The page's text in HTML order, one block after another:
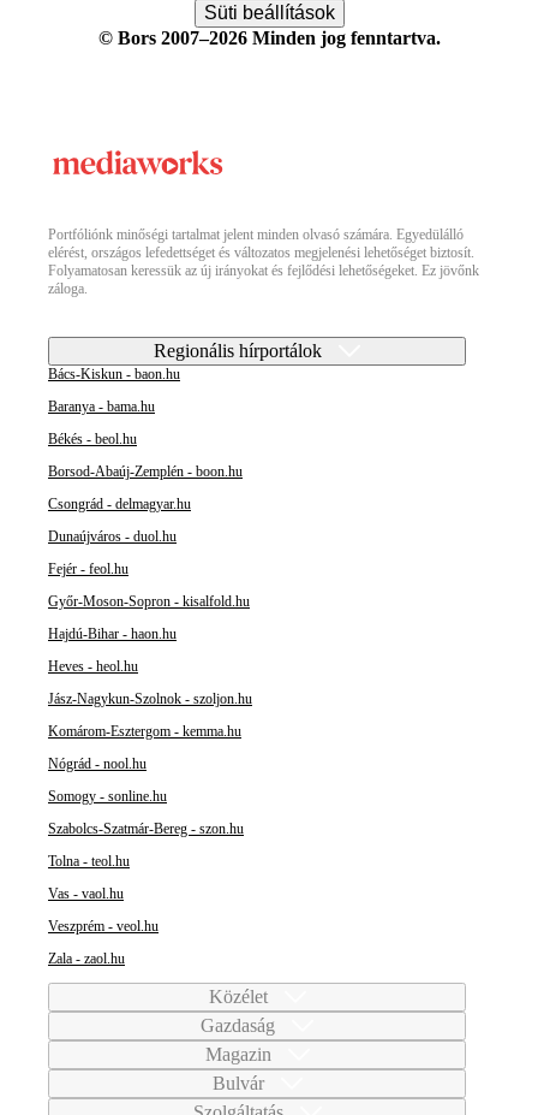
Süti beállítások
© Bors 2007–2026 Minden jog fenntartva.
Portfóliónk minőségi tartalmat jelent minden olvasó számára. Egyedülálló
elérést, országos lefedettséget és változatos megjelenési lehetőséget biztosít.
Folyamatosan keressük az új irányokat és fejlődési lehetőségeket. Ez jövőnk
záloga.
Regionális hírportálok
Bács-Kiskun - baon.hu
Baranya - bama.hu
Békés - beol.hu
Borsod-Abaúj-Zemplén - boon.hu
Csongrád - delmagyar.hu
Dunaújváros - duol.hu
Fejér - feol.hu
Győr-Moson-Sopron - kisalfold.hu
Hajdú-Bihar - haon.hu
Heves - heol.hu
Jász-Nagykun-Szolnok - szoljon.hu
Komárom-Esztergom - kemma.hu
Nógrád - nool.hu
Somogy - sonline.hu
Szabolcs-Szatmár-Bereg - szon.hu
Tolna - teol.hu
Vas - vaol.hu
Veszprém - veol.hu
Zala - zaol.hu
Közélet
Gazdaság
Magazin
Bulvár